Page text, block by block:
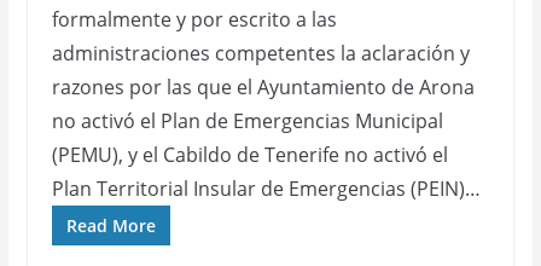
formalmente y por escrito a las
administraciones competentes la aclaración y
razones por las que el Ayuntamiento de Arona
no activó el Plan de Emergencias Municipal
(PEMU), y el Cabildo de Tenerife no activó el
Plan Territorial Insular de Emergencias (PEIN)…
Read More